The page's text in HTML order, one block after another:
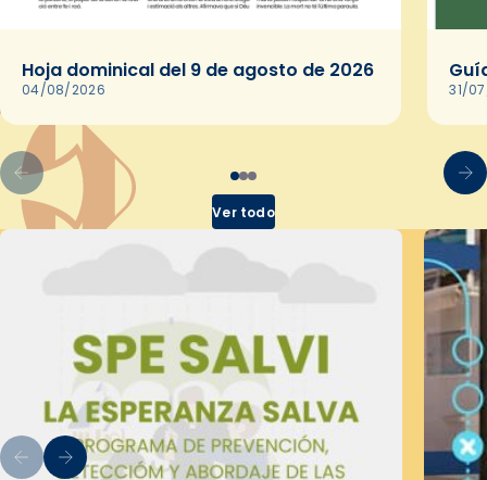
Hoja dominical del 9 de agosto de 2026
04/08/2026 31/
Ver todo